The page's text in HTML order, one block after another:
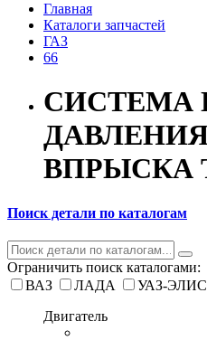
Главная
Каталоги запчастей
ГАЗ
66
СИСТЕМА
ВПРЫСКА
Поиск детали по каталогам
Ограничить поиск каталогами:
ВАЗ
ЛАДА УАЗ-ЭЛИС
Двигатель